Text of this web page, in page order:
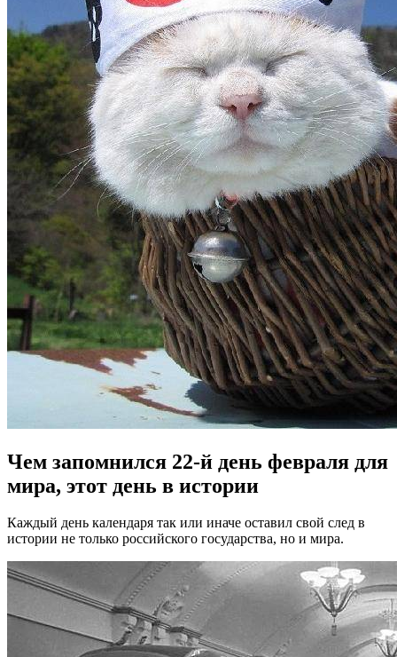
Чем запомнился 22-й день февраля для
мира, этот день в истории
Каждый день календаря так или иначе оставил свой след в
истории не только российского государства, но и мира.